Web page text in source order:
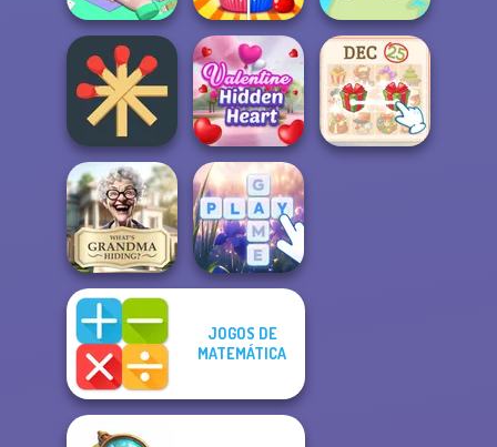
Organization
Princess
Rachel Holmes State Connect
Matchstick
Puzzles
Valentine Hidden
Heart
What Is Grandma
Hiding
JOGOS DE
MATEMÁTICA